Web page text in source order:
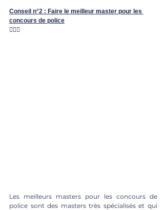
Conseil n°2 : Faire le meilleur master pour les
concours de police
👮🏼‍♂
Les meilleurs masters pour les concours de
police sont des masters très spécialisés et qui